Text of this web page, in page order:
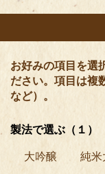
お好みの項目を選
ださい。項目は複
など）。
製法で選ぶ（１）
大吟醸 純米